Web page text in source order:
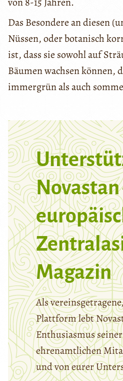
Das Besondere an diesen
Nüssen, oder botanisch
ist, dass sie sowohl auf
Bäumen wachsen können,
immergrün als auch
Novastan
Magazin
Als
Plattform lebt
Enthusiasmus seiner
ehrenamtlichen
und von eurer